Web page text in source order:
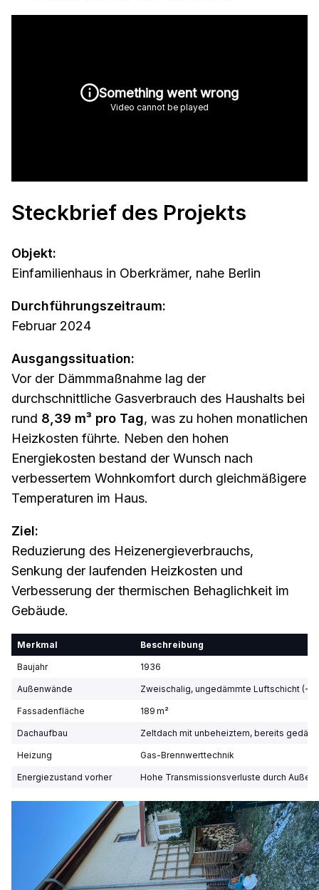
Steckbrief des Projekts
Objekt:
Einfamilienhaus in Oberkrämer, nahe Berlin
Durchführungszeitraum:
Februar 2024
Ausgangssituation:
Vor der Dämmmaßnahme lag der
durchschnittliche Gasverbrauch des Haushalts bei
rund 8,39 m³ pro Tag, was zu hohen monatlichen
Heizkosten führte. Neben den hohen
Energiekosten bestand der Wunsch nach
verbessertem Wohnkomfort durch gleichmäßigere
Temperaturen im Haus.
Ziel:
Reduzierung des Heizenergieverbrauchs,
Senkung der laufenden Heizkosten und
Verbesserung der thermischen Behaglichkeit im
Gebäude.
Merkmal Beschreibung
Baujahr 1936
Außenwände Zweischalig, ungedämmte Luftschicht (~8
Fassadenfläche 189 m²
Dachaufbau Zeltdach mit unbeheiztem, bereits
Heizung Gas-Brennwerttechnik
Energiezustand vorher Hohe Transmissionsverluste durch